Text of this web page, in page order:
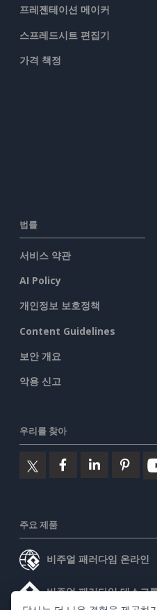
프레젠테이션 메이커
스프레드시트 편집기
가격 책정
법률
서비스 약관
AI Policy
개인정보 보호정책
Content Guidelines
보안 개요
악용 신고
우리를 찾아
주요 제품
비주얼 패러다임 온라인
비주얼 패러다임 데스크